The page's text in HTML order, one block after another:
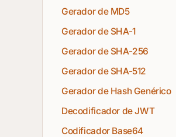
Gerador de MD5
Gerador de SHA-1
Gerador de SHA-256
Gerador de SHA-512
Gerador de Hash Genérico
Decodificador de JWT
Codificador Base64